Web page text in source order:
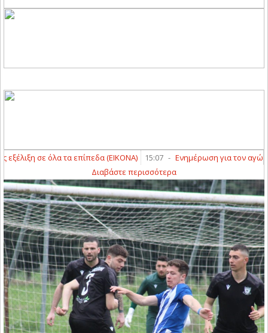
επίπεδα (ΕΙΚΟΝΑ) 15:07 - Ενημέρωση για τον αγώνα Κυπέλλου
Διαβάστε περισσότερα